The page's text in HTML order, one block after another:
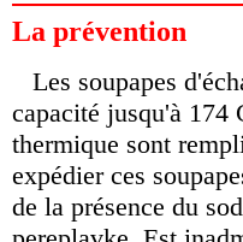
La prévention
Les soupapes
capacité jusqu'à
thermique sont
expédier ces
de la présence du